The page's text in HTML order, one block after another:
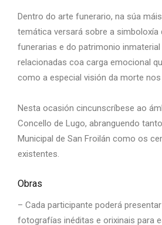
Dentro do arte funerario, na súa
temática versará sobre a
funerarias e do patrimonio
relacionadas coa carga emocional
como a especial visión da morte
Nesta ocasión cincunscríbese ao
Concello de Lugo, abranguendo
Municipal de San Froilán como os
existentes.
Obras
– Cada participante poderá
fotografías inéditas e orixinais para